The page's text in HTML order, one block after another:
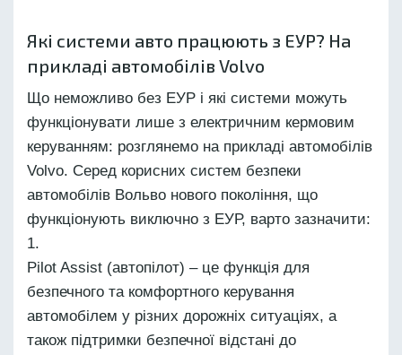
Які системи авто працюють з ЕУР? На
прикладі автомобілів Volvo
Що неможливо без ЕУР і які системи можуть
функціонувати лише з електричним кермовим
керуванням: розглянемо на прикладі автомобілів
Volvo. Серед корисних систем безпеки
автомобілів Вольво нового покоління, що
функціонують виключно з ЕУР, варто зазначити:
Pilot Assist (автопілот) – це функція для
безпечного та комфортного керування
автомобілем у різних дорожніх ситуаціях, а
також підтримки безпечної відстані до